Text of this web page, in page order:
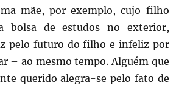
mãe, por exemplo, cujo filho
bolsa de estudos no exterior,
pelo futuro do filho e infeliz por
– ao mesmo tempo. Alguém que
querido alegra-se pelo fato de